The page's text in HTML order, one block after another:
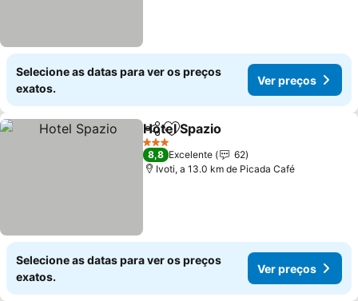
Selecione as datas para ver os preços
exatos.
Ver preços
PartilharAdicionar aos favoritos
Hotel Spazio
3 Estrelas
8,8 Excelente
62
Ivoti, a 13.0 km de Picada Café
Selecione as datas para ver os preços
exatos.
Ver preços